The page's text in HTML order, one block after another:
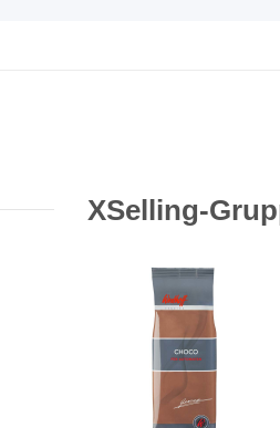
XSelling-